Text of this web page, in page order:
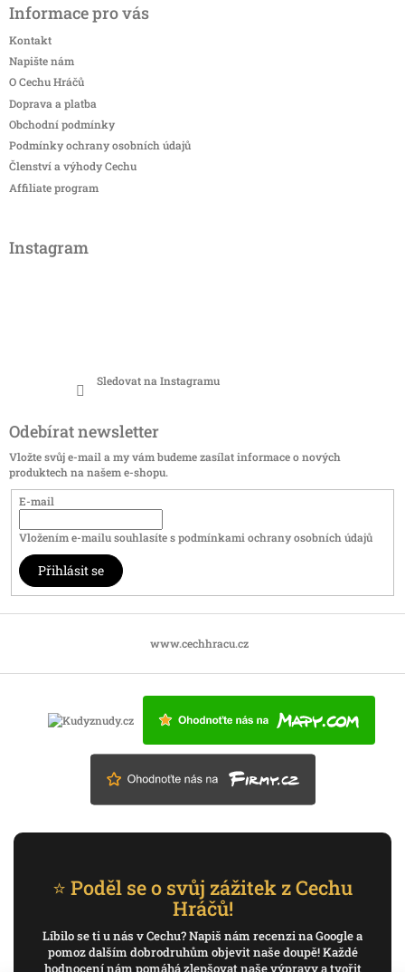
Informace pro vás
Kontakt
Napište nám
O Cechu Hráčů
Doprava a platba
Obchodní podmínky
Podmínky ochrany osobních údajů
Členství a výhody Cechu
Affiliate program
Instagram
Sledovat na Instagramu
Odebírat newsletter
Vložte svůj e-mail a my vám budeme zasílat informace o nových
produktech na našem e-shopu.
E-mail
Vložením e-mailu souhlasíte spodmínkami ochrany osobních údajů
Přihlásit se
www.cechhracu.cz
⭐ Poděl se o svůj zážitek z Cechu
Hráčů!
Líbilo se ti u nás v Cechu? Napiš nám recenzi na Google a
pomoz dalším dobrodruhům objevit naše doupě! Každé
hodnocení nám pomáhá zlepšovat naše výpravy a tvořit